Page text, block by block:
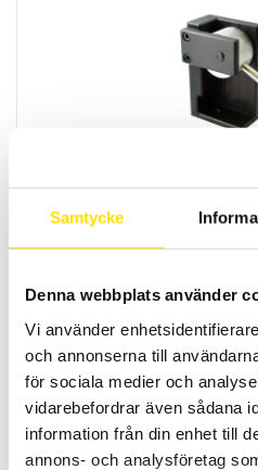
Samtycke
Denna webbplats använder
Vi använder
och annonserna till
för sociala medier och
vidarebefordrar även sådana
information från din enhet till
annons- och analysföretag
Mecmesin Cable Cam grip är en